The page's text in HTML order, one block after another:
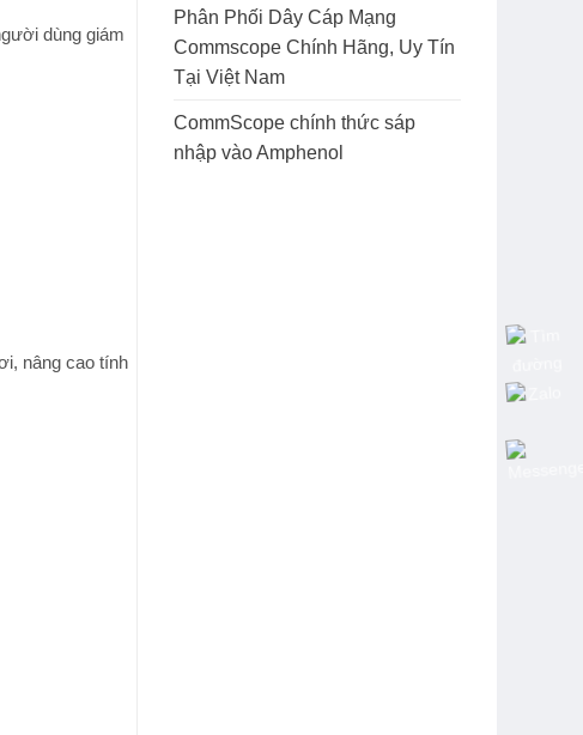
Phân Phối Dây Cáp Mạng
Commscope Chính Hãng, Uy Tín
Tại Việt Nam
CommScope chính thức sáp
nhập vào Amphenol
dùng giám
nâng cao tính